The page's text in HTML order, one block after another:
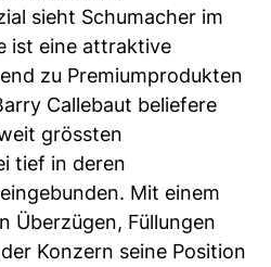
sieht Schumacher im
ist eine attraktive
zu Premiumprodukten
Callebaut beliefere
grössten
tief in deren
Mit einem
Überzügen, Füllungen
Konzern seine Position